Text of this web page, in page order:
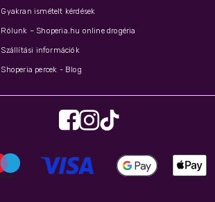
Gyakran ismételt kérdések
Rólunk – Shoperia.hu online drogéria
Szállítási információk
Shoperia percek - Blog